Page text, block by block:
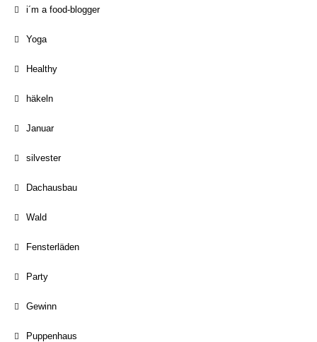
i´m a food-blogger
Yoga
Healthy
häkeln
Januar
silvester
Dachausbau
Wald
Fensterläden
Party
Gewinn
Puppenhaus